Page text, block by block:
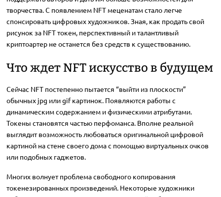
творчества. С появлением NFT меценатам стало легче
спонсировать цифровых художников. Зная, как продать свой
рисунок за NFT токен, перспективный и талантливый
криптоартер не останется без средств к существованию.
Что ждет NFT искусство в будущем
Сейчас NFT постепенно пытается “выйти из плоскости”
обычных jpg или gif картинок. Появляются работы с
динамическим содержанием и физическими атрибутами.
Токены становятся частью перфоманса. Вполне реальной
выглядит возможность любоваться оригинальной цифровой
картиной на стене своего дома с помощью виртуальных очков
или подобных гаджетов.
Многих волнует проблема свободного копирования
токенезированных произведений. Некоторые художники